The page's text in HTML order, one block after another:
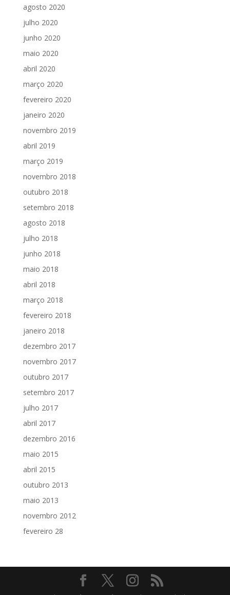
agosto 2020
julho 2020
junho 2020
maio 2020
abril 2020
março 2020
fevereiro 2020
janeiro 2020
novembro 2019
abril 2019
março 2019
novembro 2018
outubro 2018
setembro 2018
agosto 2018
julho 2018
junho 2018
maio 2018
abril 2018
março 2018
fevereiro 2018
janeiro 2018
dezembro 2017
novembro 2017
outubro 2017
setembro 2017
julho 2017
abril 2017
dezembro 2016
maio 2015
abril 2015
outubro 2013
maio 2013
novembro 2012
fevereiro 28